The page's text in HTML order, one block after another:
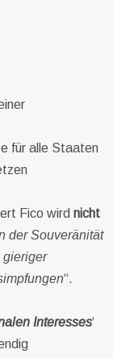
für alle Staaten
Fico wird nicht
der Souveränität
gieriger
“.
Interesses‘